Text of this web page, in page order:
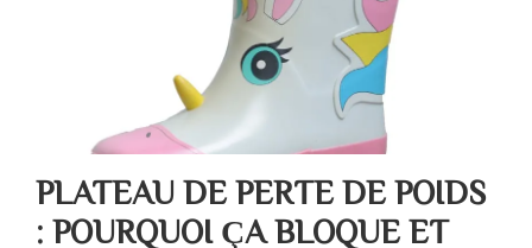
PLATEAU DE PERTE DE POIDS
: POURQUOI ÇA BLOQUE ET